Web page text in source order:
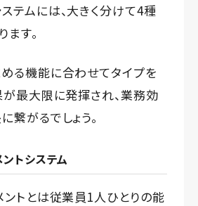
テムには、大きく分けて4種
す。
る機能に合わせてタイプを
が最大限に発揮され、業務効
繋がるでしょう。
トシステム
ントとは従業員1人ひとりの能